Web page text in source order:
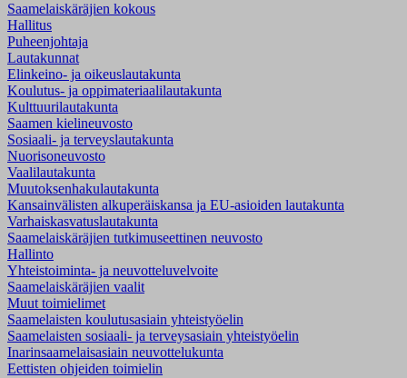
Saamelaiskäräjien kokous
Hallitus
Puheenjohtaja
Lautakunnat
Elinkeino- ja oikeuslautakunta
Koulutus- ja oppimateriaalilautakunta
Kulttuurilautakunta
Saamen kielineuvosto
Sosiaali- ja terveyslautakunta
Nuorisoneuvosto
Vaalilautakunta
Muutoksenhakulautakunta
Kansainvälisten alkuperäiskansa ja EU-asioiden lautakunta
Varhaiskasvatuslautakunta
Saamelaiskäräjien tutkimuseettinen neuvosto
Hallinto
Yhteistoiminta- ja neuvotteluvelvoite
Saamelaiskäräjien vaalit
Muut toimielimet
Saamelaisten koulutusasiain yhteistyöelin
Saamelaisten sosiaali- ja terveysasiain yhteistyöelin
Inarinsaamelaisasiain neuvottelukunta
Eettisten ohjeiden toimielin